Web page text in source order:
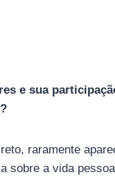
e sua
raramente
sobre a vida